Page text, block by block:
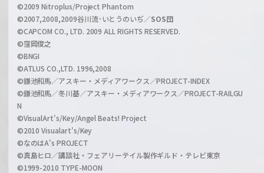
l
©2009 Nitroplus/Project Phantom
©2007,2008,2009谷川流･いとうのいぢ／SOS団
©CAPCOM CO., LTD. 2009 ALL RIGHTS RESERVED.
©窪岡俊之
©BNGI
©ATLUS CO.,LTD. 1996,2008
©鎌池和馬／アスキー・メディアワークス／PROJECT-INDEX
©鎌池和馬／冬川基／アスキー・メディアワークス／PROJECT-RAILGU
N
©VisualArt's/Key/Angel Beats! Project
©2010 Visualart's/Key
©なのはA's PROJECT
©真島ヒロ／講談社・フェアリーテイル製作ギルド・テレビ東京
©1999-2010 TYPE-MOON